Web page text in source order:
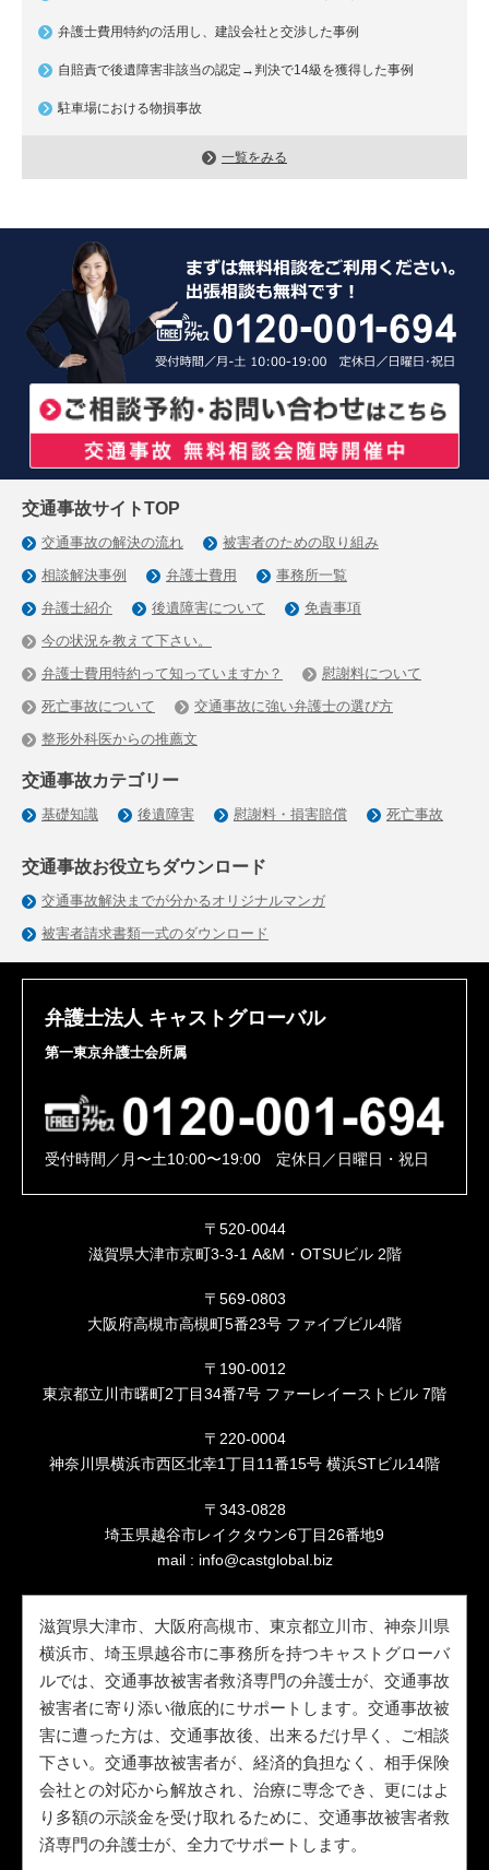
弁護士費用特約の活用し、建設会社と交渉した事例
自賠責で後遺障害非該当の認定→判決で14級を獲得した事例
駐車場における物損事故
一覧をみる
交通事故サイトTOP
交通事故の解決の流れ
被害者のための取り組み
相談解決事例
弁護士費用
事務所一覧
弁護士紹介
後遺障害について
免責事項
今の状況を教えて下さい。
弁護士費用特約って知っていますか？
慰謝料について
死亡事故について
交通事故に強い弁護士の選び方
整形外科医からの推薦文
交通事故カテゴリー
基礎知識 後遺障害 慰謝料・損害賠償 死亡事故
交通事故お役立ちダウンロード
交通事故解決までが分かるオリジナルマンガ
被害者請求書類一式のダウンロード
弁護士法人 キャストグローバル
第一東京弁護士会所属
受付時間／月〜土10:00〜19:00 定休日／日曜日・祝日
〒520-0044
滋賀県大津市京町3-3-1 A&M・OTSUビル 2階
〒569-0803
大阪府高槻市高槻町5番23号 ファイブビル4階
〒190-0012
東京都立川市曙町2丁目34番7号 ファーレイーストビル 7階
〒220-0004
神奈川県横浜市西区北幸1丁目11番15号 横浜STビル14階
〒343-0828
埼玉県越谷市レイクタウン6丁目26番地9
mail : info@castglobal.biz
滋賀県大津市、大阪府高槻市、東京都立川市、神奈川県
横浜市、埼玉県越谷市に事務所を持つキャストグローバ
ルでは、交通事故被害者救済専門の弁護士が、交通事故
被害者に寄り添い徹底的にサポートします。交通事故被
害に遭った方は、交通事故後、出来るだけ早く、ご相談
下さい。交通事故被害者が、経済的負担なく、相手保険
会社との対応から解放され、治療に専念でき、更にはよ
り多額の示談金を受け取れるために、交通事故被害者救
済専門の弁護士が、全力でサポートします。